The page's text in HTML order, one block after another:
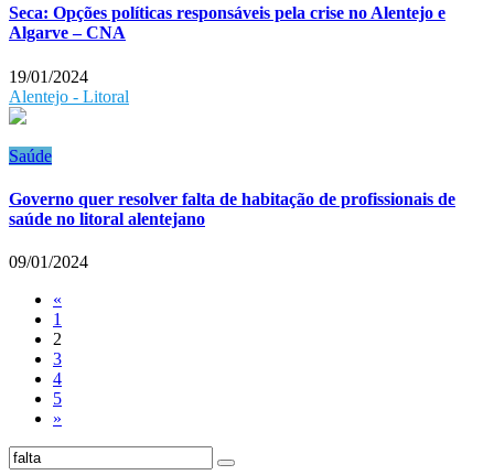
Seca: Opções políticas responsáveis pela crise no Alentejo e
Algarve – CNA
19/01/2024
Alentejo - Litoral
Saúde
Governo quer resolver falta de habitação de profissionais de
saúde no litoral alentejano
09/01/2024
«
1
2
3
4
5
»